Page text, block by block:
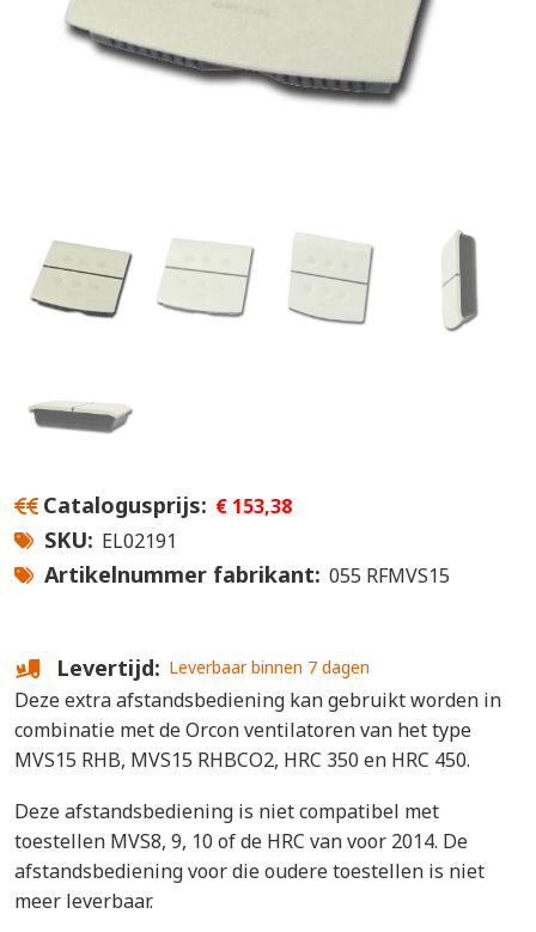
Catalogusprijs € 153,38
SKU EL02191
Artikelnummer fabrikant 055 RFMVS15
Levertijd Leverbaar binnen 7 dagen
Deze extra afstandsbediening kan gebruikt worden in
combinatie met de Orcon ventilatoren van het type
MVS15 RHB, MVS15 RHBCO2, HRC 350 en HRC 450.
Deze afstandsbediening is niet compatibel met
toestellen MVS8, 9, 10 of de HRC van voor 2014. De
afstandsbediening voor die oudere toestellen is niet
meer leverbaar.